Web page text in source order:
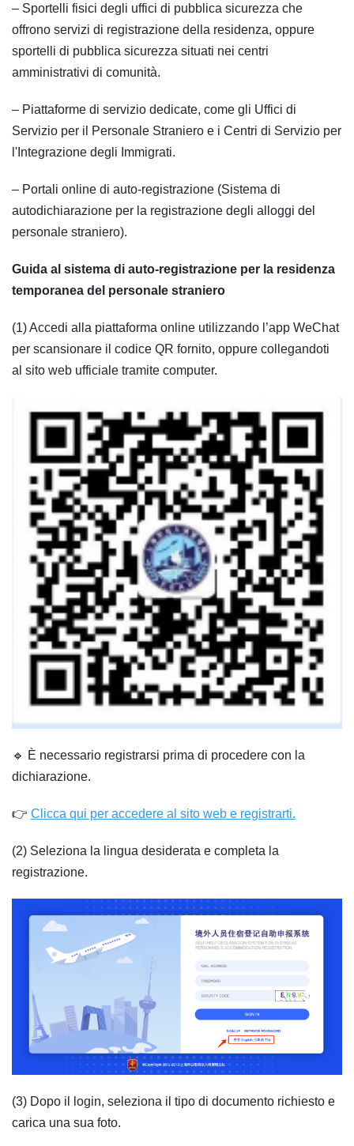
– Sportelli fisici degli uffici di pubblica sicurezza che
offrono servizi di registrazione della residenza, oppure
sportelli di pubblica sicurezza situati nei centri
amministrativi di comunità.
– Piattaforme di servizio dedicate, come gli Uffici di
Servizio per il Personale Straniero e i Centri di Servizio per
l'Integrazione degli Immigrati.
– Portali online di auto-registrazione (Sistema di
autodichiarazione per la registrazione degli alloggi del
personale straniero).
Guida al sistema di auto-registrazione per la residenza
temporanea del personale straniero
(1) Accedi alla piattaforma online utilizzando l’app WeChat
per scansionare il codice QR fornito, oppure collegandoti
al sito web ufficiale tramite computer.
🔹 È necessario registrarsi prima di procedere con la
dichiarazione.
👉 Clicca qui per accedere al sito web e registrarti.
(2) Seleziona la lingua desiderata e completa la
registrazione.
(3) Dopo il login, seleziona il tipo di documento richiesto e
carica una sua foto.